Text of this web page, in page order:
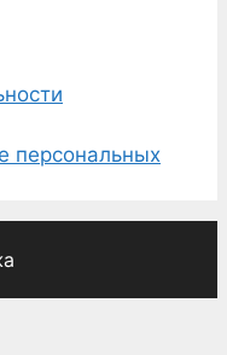
персональных